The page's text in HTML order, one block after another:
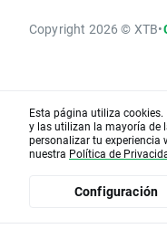
Copyright 2026 © XTB•
Esta página utiliza
y las utilizan la mayoría de
personalizar tu experiencia
nuestra Política de
Configuración